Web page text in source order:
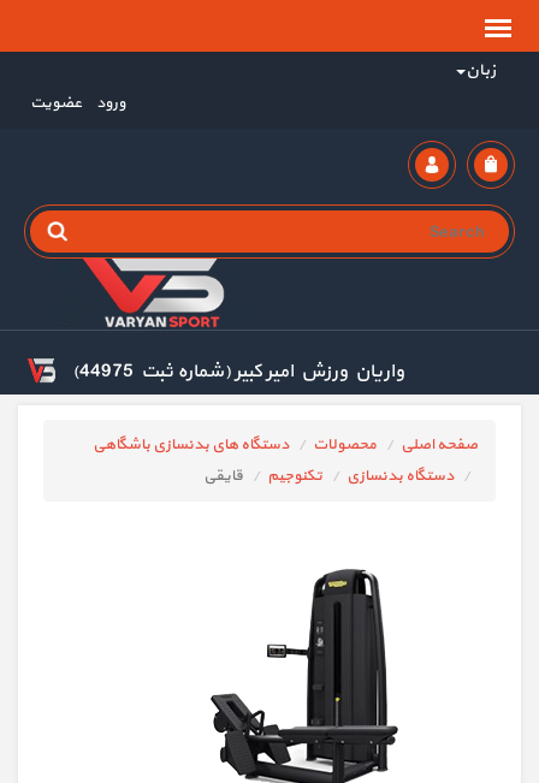
زبان
ورود عضویت
واریان ورزش امیر کبیر (شماره ثبت 44975)
صفحه اصلی محصولات
دستگاه های بدنسازی باشگاهی
دستگاه بدنسازی
تکنوجیم قایقی